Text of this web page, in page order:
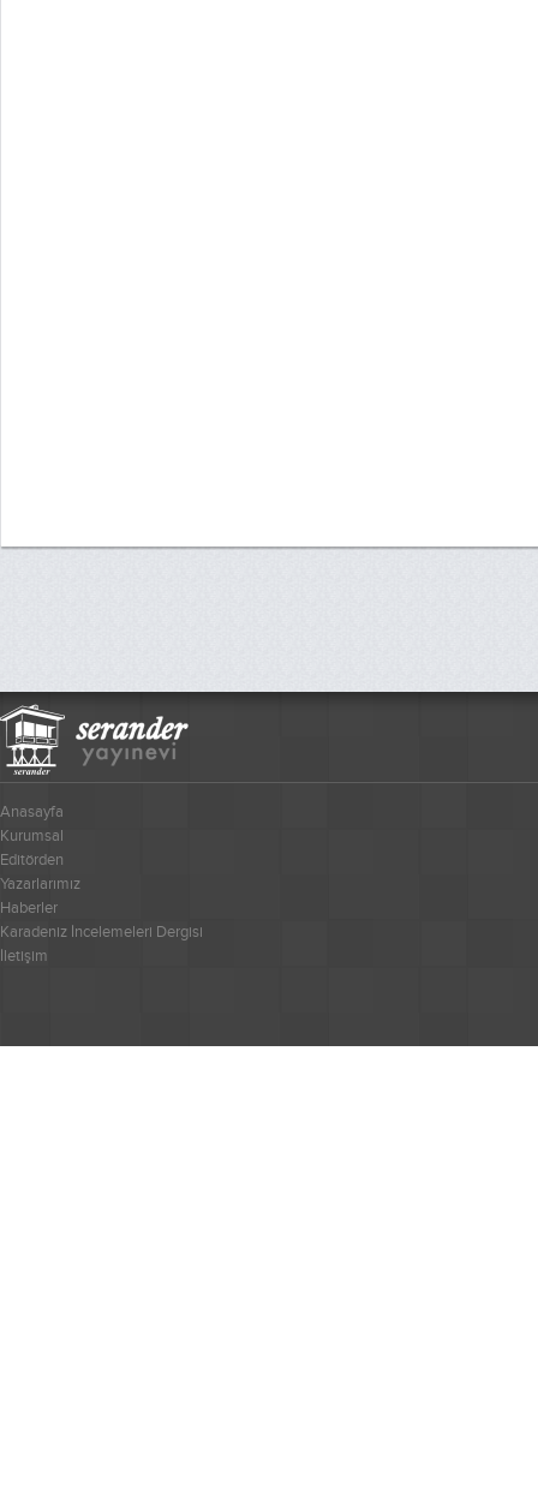
Anasayfa
Kurumsal
Editörden
Yazarlarımız
Haberler
Karadeniz İncelemeleri Dergisi
İletişim